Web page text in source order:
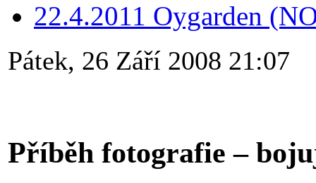
22.4.2011 Oygarden
Pátek, 26 Září 2008 21:07
Příběh fotografie –